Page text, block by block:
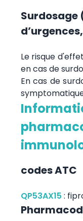
Le risque
en cas de
En cas de
codes ATC
QP53AX15 :